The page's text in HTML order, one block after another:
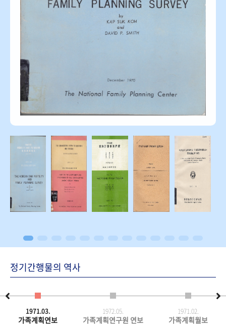
정기간행물의 역사
1971.03.
가족계획연보
1972.05.
가족계획연구원 연보
1971.02.
가족계획월보